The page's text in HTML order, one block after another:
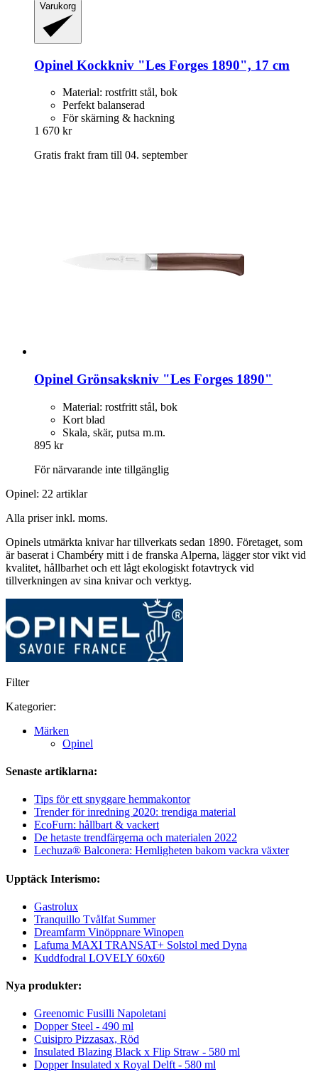
Varukorg
Opinel Kockkniv "Les Forges 1890", 17 cm
Material: rostfritt stål, bok
Perfekt balanserad
För skärning & hackning
1 670 kr
Gratis frakt fram till 04. september
Opinel Grönsakskniv "Les Forges 1890"
Material: rostfritt stål, bok
Kort blad
Skala, skär, putsa m.m.
895 kr
För närvarande inte tillgänglig
Opinel: 22 artiklar
Alla priser inkl. moms.
Opinels utmärkta knivar har tillverkats sedan 1890. Företaget, som
är baserat i Chambéry mitt i de franska Alperna, lägger stor vikt vid
kvalitet, hållbarhet och ett lågt ekologiskt fotavtryck vid
tillverkningen av sina knivar och verktyg.
Filter
Kategorier:
Märken
Opinel
Senaste artiklarna:
Tips för ett snyggare hemmakontor
Trender för inredning 2020: trendiga material
EcoFurn: hållbart & vackert
De hetaste trendfärgerna och materialen 2022
Lechuza® Balconera: Hemligheten bakom vackra växter
Upptäck Interismo:
Gastrolux
Tranquillo Tvålfat Summer
Dreamfarm Vinöppnare Winopen
Lafuma MAXI TRANSAT+ Solstol med Dyna
Kuddfodral LOVELY 60x60
Nya produkter:
Greenomic Fusilli Napoletani
Dopper Steel - 490 ml
Cuisipro Pizzasax, Röd
Insulated Blazing Black x Flip Straw - 580 ml
Dopper Insulated x Royal Delft - 580 ml